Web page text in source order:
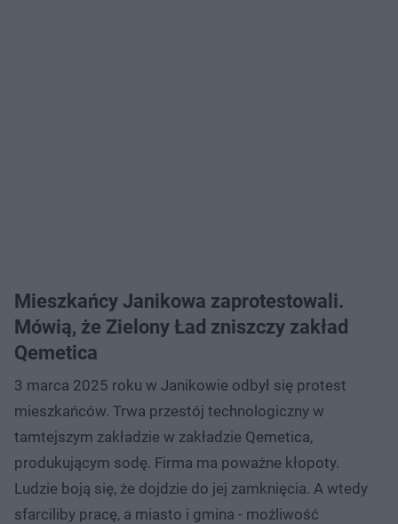
Mieszkańcy Janikowa zaprotestowali.
Mówią, że Zielony Ład zniszczy zakład
Qemetica
3 marca 2025 roku w Janikowie odbył się protest
mieszkańców. Trwa przestój technologiczny w
tamtejszym zakładzie w zakładzie Qemetica,
produkującym sodę. Firma ma poważne kłopoty.
Ludzie boją się, że dojdzie do jej zamknięcia. A wtedy
sfarciliby pracę, a miasto i gmina - możliwość